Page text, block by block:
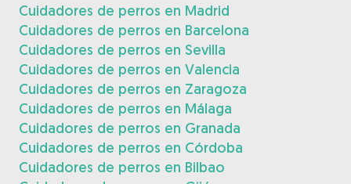
Cuidadores de perros en Madrid
Cuidadores de perros en Barcelona
Cuidadores de perros en Sevilla
Cuidadores de perros en Valencia
Cuidadores de perros en Zaragoza
Cuidadores de perros en Málaga
Cuidadores de perros en Granada
Cuidadores de perros en Córdoba
Cuidadores de perros en Bilbao